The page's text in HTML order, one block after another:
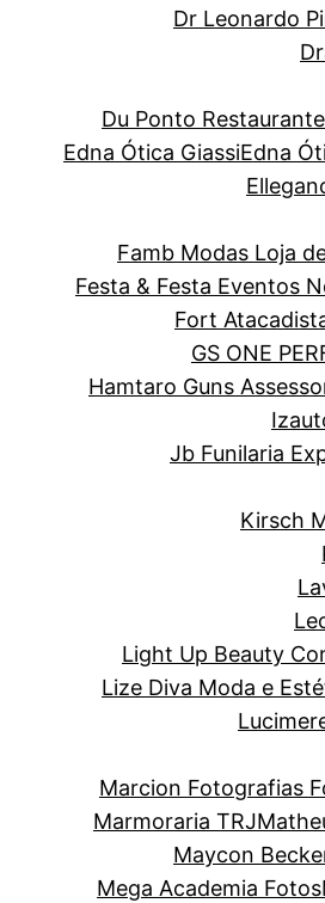
Dr Leonardo
Du Ponto
Edna Ótica GiassiEdna
Famb Modas Loja
Festa & Festa Eventos
Fort
GS ONE
Hamtaro Guns
Jb Funilaria
Kirsch
Light Up Beauty
Lize Diva Moda e
Marcion Fotografias
Marmoraria TRJ
Maycon
Mega Academia Fotos